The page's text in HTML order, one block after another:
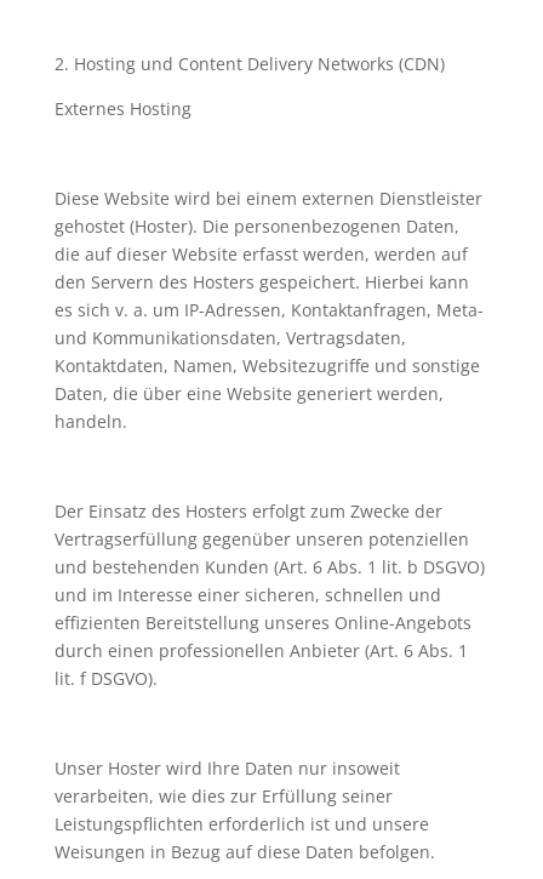
2. Hosting und Content Delivery Networks (CDN)
Externes Hosting
Diese Website wird bei einem externen Dienstleister
gehostet (Hoster). Die personenbezogenen Daten,
die auf dieser Website erfasst werden, werden auf
den Servern des Hosters gespeichert. Hierbei kann
es sich v. a. um IP-Adressen, Kontaktanfragen, Meta-
und Kommunikationsdaten, Vertragsdaten,
Kontaktdaten, Namen, Websitezugriffe und sonstige
Daten, die über eine Website generiert werden,
handeln.
Der Einsatz des Hosters erfolgt zum Zwecke der
Vertragserfüllung gegenüber unseren potenziellen
und bestehenden Kunden (Art. 6 Abs. 1 lit. b DSGVO)
und im Interesse einer sicheren, schnellen und
effizienten Bereitstellung unseres Online-Angebots
durch einen professionellen Anbieter (Art. 6 Abs. 1
lit. f DSGVO).
Unser Hoster wird Ihre Daten nur insoweit
verarbeiten, wie dies zur Erfüllung seiner
Leistungspflichten erforderlich ist und unsere
Weisungen in Bezug auf diese Daten befolgen.